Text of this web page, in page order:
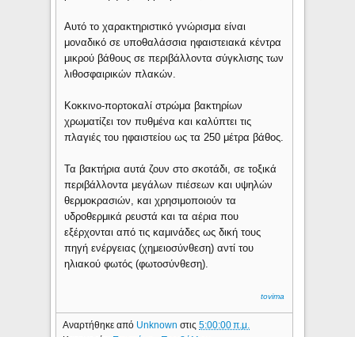
Αυτό το χαρακτηριστικό γνώρισμα είναι
μοναδικό σε υποθαλάσσια ηφαιστειακά κέντρα
μικρού βάθους σε περιβάλλοντα σύγκλισης των
λιθοσφαιρικών πλακών.
Κοκκινο-πορτοκαλί στρώμα βακτηρίων
χρωματίζει τον πυθμένα και καλύπτει τις
πλαγιές του ηφαιστείου ως τα 250 μέτρα βάθος.
Τα βακτήρια αυτά ζουν στο σκοτάδι, σε τοξικά
περιβάλλοντα μεγάλων πιέσεων και υψηλών
θερμοκρασιών, και χρησιμοποιούν τα
υδροθερμικά ρευστά και τα αέρια που
εξέρχονται από τις καμινάδες ως δική τους
πηγή ενέργειας (χημειοσύνθεση) αντί του
ηλιακού φωτός (φωτοσύνθεση).
tovima
Αναρτήθηκε από Unknownστις5:00:00 π.μ.